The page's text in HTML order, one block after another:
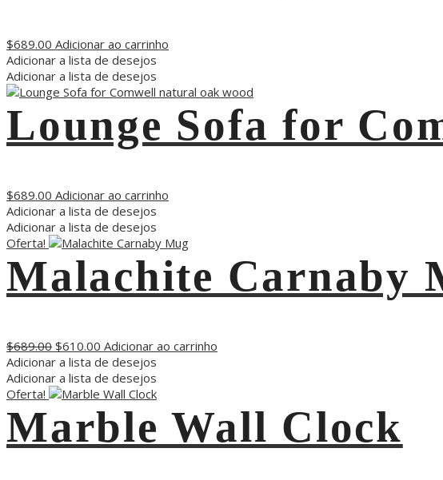
$689.00 Adicionar ao carrinho
Adicionar a lista de desejos
Adicionar a lista de desejos
Lounge Sofa for
$689.00 Adicionar ao carrinho
Adicionar a lista de desejos
Adicionar a lista de desejos
Oferta!
Malachite Carnaby
$689.00 $610.00 Adicionar ao carrinho
Adicionar a lista de desejos
Adicionar a lista de desejos
Oferta!
Marble Wall Clock